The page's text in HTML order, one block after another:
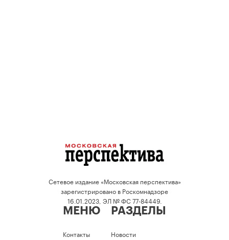
Сетевое издание «Московская перспектива»
зарегистрировано в Роскомнадзоре
16.01.2023, ЭЛ № ФС 77-84449.
МЕНЮ
Контакты
РАЗДЕЛЫ
Новости